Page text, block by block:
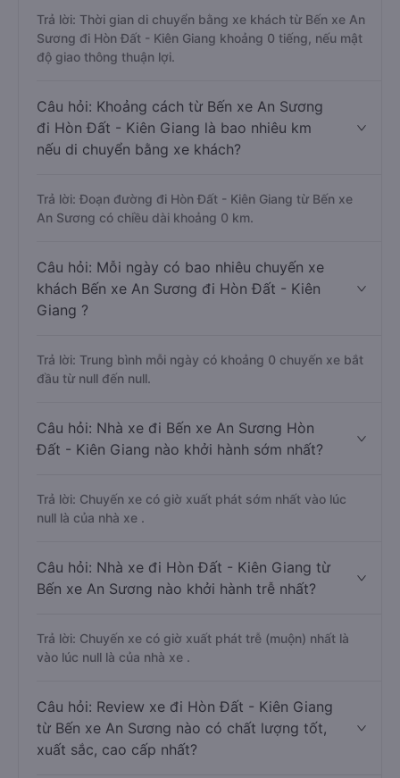
Trả lời: Thời gian di chuyển bằng xe khách từ Bến xe An
Sương đi Hòn Đất - Kiên Giang khoảng 0 tiếng, nếu mật
độ giao thông thuận lợi.
Câu hỏi: Khoảng cách từ Bến xe An Sương
đi Hòn Đất - Kiên Giang là bao nhiêu km
nếu di chuyển bằng xe khách?
Trả lời: Đoạn đường đi Hòn Đất - Kiên Giang từ Bến xe
An Sương có chiều dài khoảng 0 km.
Câu hỏi: Mỗi ngày có bao nhiêu chuyến xe
khách Bến xe An Sương đi Hòn Đất - Kiên
Giang ?
Trả lời: Trung bình mỗi ngày có khoảng 0 chuyến xe bắt
đầu từ null đến null.
Câu hỏi: Nhà xe đi Bến xe An Sương Hòn
Đất - Kiên Giang nào khởi hành sớm nhất?
Trả lời: Chuyến xe có giờ xuất phát sớm nhất vào lúc
null là của nhà xe .
Câu hỏi: Nhà xe đi Hòn Đất - Kiên Giang từ
Bến xe An Sương nào khởi hành trễ nhất?
Trả lời: Chuyến xe có giờ xuất phát trễ (muộn) nhất là
vào lúc null là của nhà xe .
Câu hỏi: Review xe đi Hòn Đất - Kiên Giang
từ Bến xe An Sương nào có chất lượng tốt,
xuất sắc, cao cấp nhất?